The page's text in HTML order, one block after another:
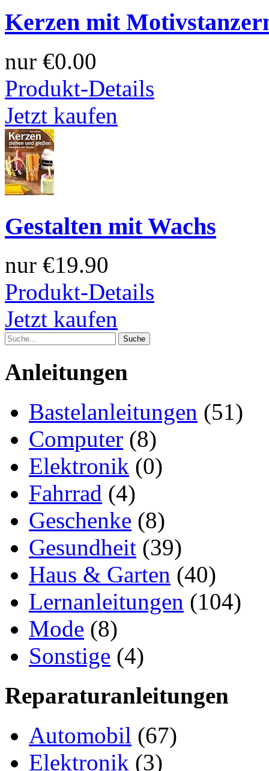
Kerzen mit
nur €0.00
Produkt-Details
Jetzt kaufen
Gestalten mit Wachs
nur €19.90
Produkt-Details
Jetzt kaufen
Anleitungen
Bastelanleitungen (51)
Computer (8)
Elektronik (0)
Fahrrad (4)
Geschenke (8)
Gesundheit (39)
Haus & Garten (40)
Lernanleitungen (104)
Mode (8)
Sonstige (4)
Reparaturanleitungen
Automobil (67)
Elektronik (3)